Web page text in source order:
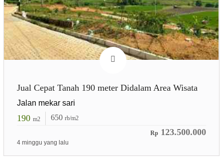
Jual Cepat Tanah 190 meter Didalam Area Wisata
Jalan mekar sari
190 m2 650 rb/m2
Rp 123.500.000
4 minggu yang lalu